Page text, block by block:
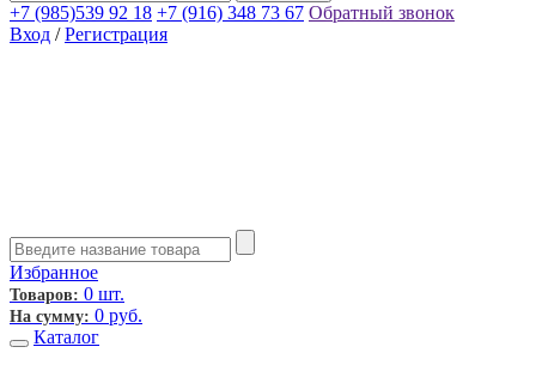
+7 (985)539 92 18 +7 (916) 348 73 67 Обратный звонок
Вход / Регистрация
Избранное
Товаров: 0 шт.
На сумму: 0 руб.
Каталог